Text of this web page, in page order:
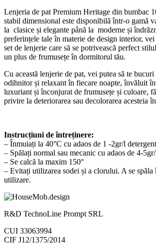
Lenjeria de pat Premium Heritage din bumbac
stabil dimensional este disponibilă într-o gamă
la clasice și elegante până la moderne și
preferințele tale în materie de design interior,
set de lenjerie care să se potrivească perfect
un plus de frumusețe în dormitorul tău.
Cu această lenjerie de pat, vei putea să te bucuri
odihnitor și relaxant în fiecare noapte, învăluit
luxuriant și înconjurat de frumusețe și culoare,
privire la deteriorarea sau decolorarea acesteia
Instrucțiuni de întreținere:
– Înmuiați la 40°C cu adaos de 1 -2gr/l
– Spălați normal sau mecanic cu adaos de 4-
– Se calcă la maxim 150°
– Evitați utilizarea sodei și a clorului. A se spăla
utilizare.
R&D TechnoLine Prompt SRL
CUI 33063994
CIF J12/1375/2014